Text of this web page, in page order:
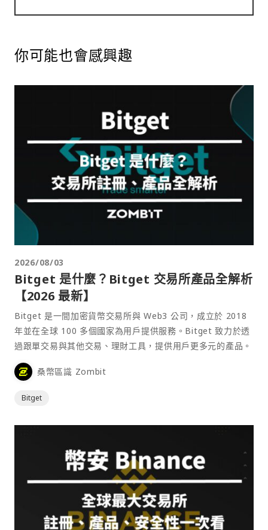
你可能也會感興趣
2026/08/03
Bitget 是什麼？Bitget 交易所產品全解析
【2026 最新】
Bitget 是一間加密貨幣交易所與 Web3 公司，成立於 2018
年並在全球 100 多個國家為用戶提供服務。Bitget 致力於透
過跟單交易與其他交易、理財工具，提供用戶更多元的產品。
桑幣區識 Zombit
Bitget